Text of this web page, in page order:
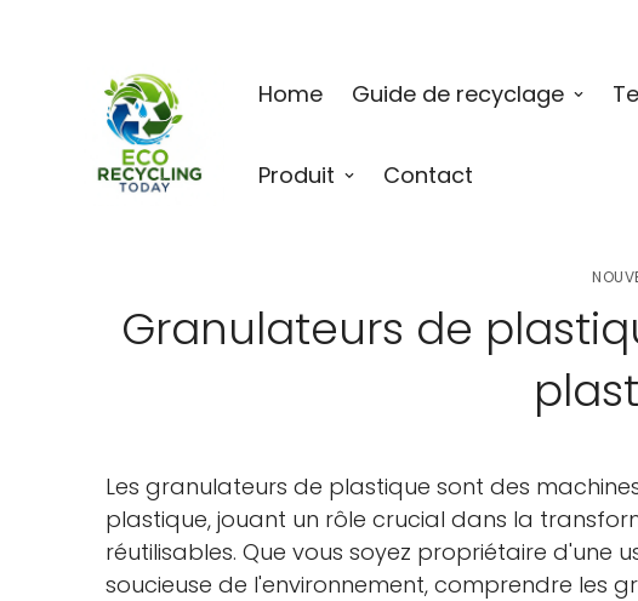
Home Guide de recyclage
Produit Contact
Granulateurs de
Les granulateurs de plastique sont des
plastique, jouant un rôle crucial dans la
réutilisables. Que vous soyez propriétaire d'une
soucieuse de l'environnement, comprendre les